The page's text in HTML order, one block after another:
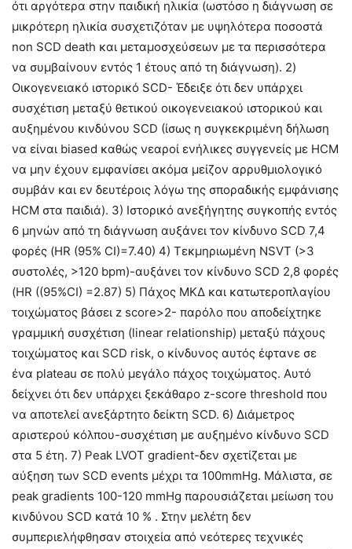
ότι αργότερα στην παιδική ηλικία (ωστόσο η διάγνωση σε
μικρότερη ηλικία συσχετιζόταν με υψηλότερα ποσοστά
non SCD death και μεταμοσχεύσεων με τα περισσότερα
να συμβαίνουν εντός 1 έτους από τη διάγνωση). 2)
Οικογενειακό ιστορικό SCD- Έδειξε ότι δεν υπάρχει
συσχέτιση μεταξύ θετικού οικογενειακού ιστορικού και
αυξημένου κινδύνου SCD (ίσως η συγκεκριμένη δήλωση
να είναι biased καθώς νεαροί ενήλικες συγγενείς με HCM
να μην έχουν εμφανίσει ακόμα μείζον αρρυθμιολογικό
συμβάν και εν δευτέροις λόγω της σποραδικής εμφάνισης
HCM στα παιδιά). 3) Ιστορικό ανεξήγητης συγκοπής εντός
6 μηνών από τη διάγνωση αυξάνει τον κίνδυνο SCD 7,4
φορές (HR (95% CI)=7.40) 4) Τεκμηριωμένη NSVT (>3
συστολές, >120 bpm)-αυξάνει τον κίνδυνο SCD 2,8 φορές
(HR ((95%CI) =2.87) 5) Πάχος ΜΚΔ και κατωτεροπλαγίου
τοιχώματος βάσει z score>2- παρόλο που αποδείχτηκε
γραμμική συσχέτιση (linear relationship) μεταξύ πάχους
τοιχώματος και SCD risk, ο κίνδυνος αυτός έφτανε σε
ένα plateau σε πολύ μεγάλο πάχος τοιχώματος. Αυτό
δείχνει ότι δεν υπάρχει ξεκάθαρο z-score threshold που
να αποτελεί ανεξάρτητο δείκτη SCD. 6) Διάμετρος
αριστερού κόλπου-συσχέτιση με αυξημένο κίνδυνο SCD
στα 5 έτη. 7) Peak LVOT gradient-δεν σχετίζεται με
αύξηση των SCD events μέχρι τα 100mmHg. Μάλιστα, σε
peak gradients 100-120 mmHg παρουσιάζεται μείωση του
κινδύνου SCD κατά 10 % . Στην μελέτη δεν
συμπεριελήφθησαν στοιχεία από νεότερες τεχνικές